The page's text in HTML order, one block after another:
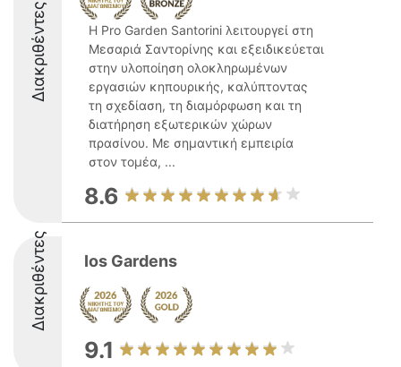
Διακριθέντες
Η Pro Garden Santorini λειτουργεί στη
Μεσαριά Σαντορίνης και εξειδικεύεται
στην υλοποίηση ολοκληρωμένων
εργασιών κηπουρικής, καλύπτοντας
τη σχεδίαση, τη διαμόρφωση και τη
διατήρηση εξωτερικών χώρων
πρασίνου. Με σημαντική εμπειρία
στον τομέα, ...
8.6
Διακριθέντες Ios Gardens
9.1